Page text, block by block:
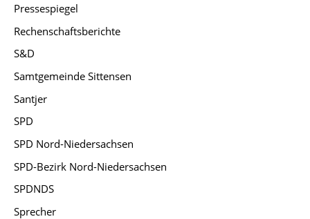
Pressespiegel
Rechenschaftsberichte
S&D
Samtgemeinde Sittensen
Santjer
SPD
SPD Nord-Niedersachsen
SPD-Bezirk Nord-Niedersachsen
SPDNDS
Sprecher